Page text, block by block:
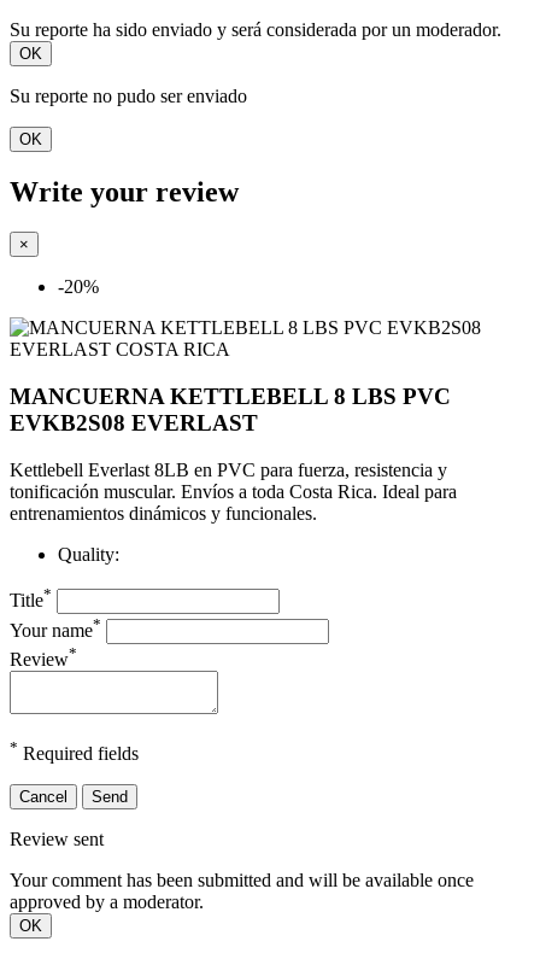
Su reporte ha sido enviado y será considerada por un moderador.
OK
Su reporte no pudo ser enviado
OK
Write your review
×
-20%
MANCUERNA KETTLEBELL 8 LBS PVC
EVKB2S08 EVERLAST
Kettlebell Everlast 8LB en PVC para fuerza, resistencia y
tonificación muscular. Envíos a toda Costa Rica. Ideal para
entrenamientos dinámicos y funcionales.
Quality:
Title*
Your name*
Review*
* Required fields
Cancel Send
Review sent
Your comment has been submitted and will be available once
approved by a moderator.
OK